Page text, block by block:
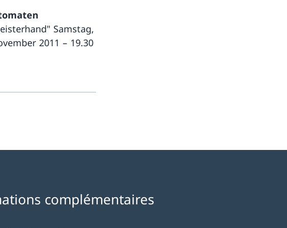
Samstag,
2011 – 19.30
complémentaires